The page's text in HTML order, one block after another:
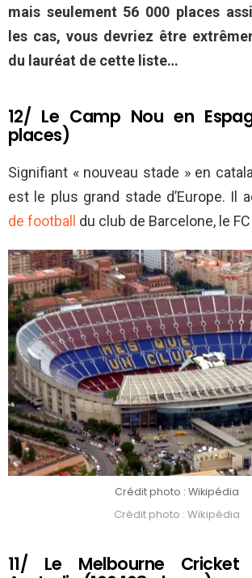
mais seulement 56 000 places
les cas, vous devriez être
du lauréat de cette liste…
12/ Le Camp Nou en
places)
Signifiant « nouveau stade » en
est le plus grand stade d’Europe. Il
de football
du club de Barcelone, le
Crédit photo : Wikipédia
Crédit photo : Wikipédia
11/ Le Melbourne